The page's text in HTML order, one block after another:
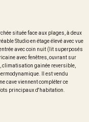
située face aux plages, à deux
Studio en étage élevé avec vue
avec coin nuit (lit superposés
avec fenêtres, ouvrant sur
climatisation gainée reversible,
Il est vendu
cave viennent compléter ce
principaux d'habitation.